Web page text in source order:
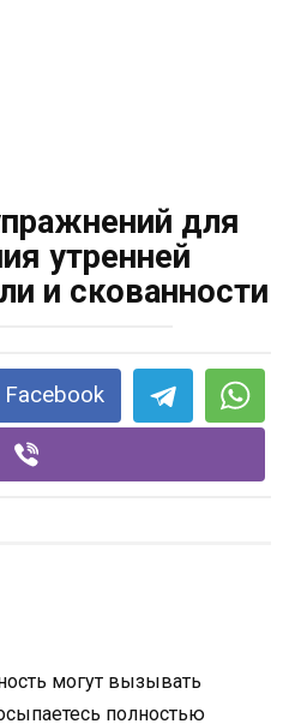
для
утренней
и скованности
могут вызывать
полностью